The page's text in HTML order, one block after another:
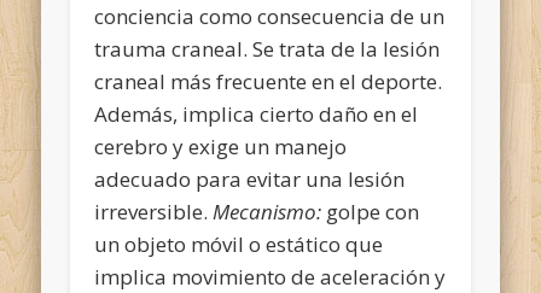
conciencia como consecuencia de un
trauma craneal. Se trata de la lesión
craneal más frecuente en el deporte.
Además, implica cierto daño en el
cerebro y exige un manejo
adecuado para evitar una lesión
irreversible.Mecanismo: golpe con
un objeto móvil o estático que
implica movimiento de aceleración y